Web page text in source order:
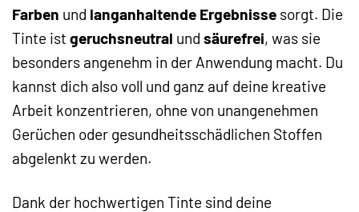
Farben und langanhaltende Ergebnisse sorgt. Die
Tinte ist geruchsneutral und säurefrei, was sie
besonders angenehm in der Anwendung macht. Du
kannst dich also voll und ganz auf deine kreative
Arbeit konzentrieren, ohne von unangenehmen
Gerüchen oder gesundheitsschädlichen Stoffen
abgelenkt zu werden.
Dank der hochwertigen Tinte sind deine